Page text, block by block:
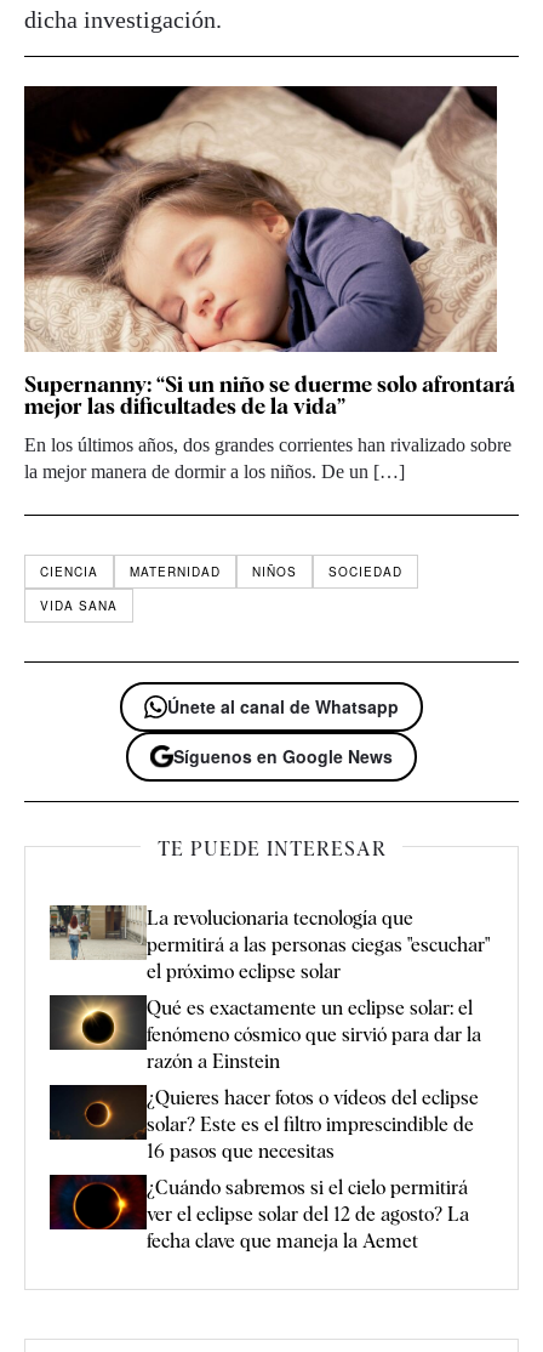
dicha investigación.
Supernanny: “Si un niño se duerme solo afrontará
mejor las dificultades de la vida”
En los últimos años, dos grandes corrientes han rivalizado sobre
la mejor manera de dormir a los niños. De un […]
CIENCIA MATERNIDAD NIÑOS
SOCIEDAD
VIDA SANA
Únete al canal de Whatsapp
Síguenos en Google News
TE PUEDE INTERESAR
La revolucionaria tecnología que
permitirá a las personas ciegas "escuchar"
el próximo eclipse solar
Qué es exactamente un eclipse solar: el
fenómeno cósmico que sirvió para dar la
razón a Einstein
¿Quieres hacer fotos o vídeos del eclipse
solar? Este es el filtro imprescindible de
16 pasos que necesitas
¿Cuándo sabremos si el cielo permitirá
ver el eclipse solar del 12 de agosto? La
fecha clave que maneja la Aemet